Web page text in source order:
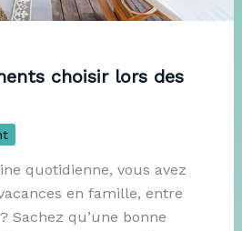
choisir lors des
quotidienne, vous avez
en famille, entre
Sachez qu’une bonne